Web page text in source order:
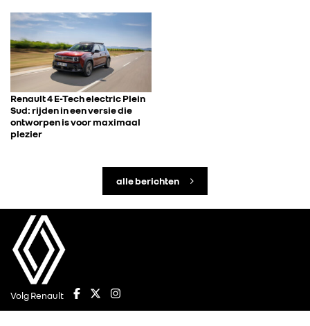
Renault 4 E-Tech electric Plein
Sud: rijden in een versie die
ontworpen is voor maximaal
plezier
alle berichten
Volg Renault